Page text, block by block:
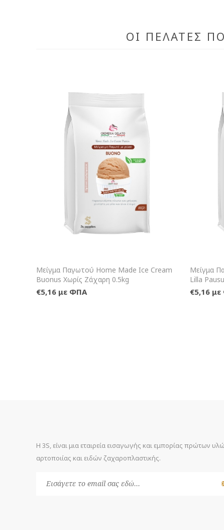
ΟΙ ΠΕΛΆΤΕΣ
+Καλάθι
Μείγμα Παγωτού Home Made Ice Cream
Buonus Χωρίς Ζάχαρη 0.5kg
€5,16 με ΦΠΑ
Μείγμα
Lilla
€5,16
Η 3S, είναι μια εταιρεία εισαγωγής και εμπορίας πρώτων
αρτοποιίας και ειδών ζαχαροπλαστικής.